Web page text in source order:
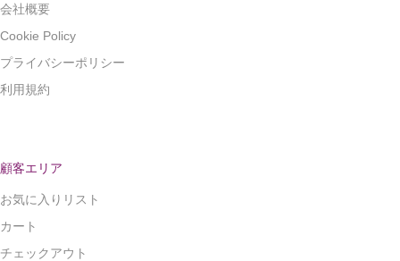
会社概要
Cookie Policy
プライバシーポリシー
利用規約
顧客エリア
お気に入りリスト
カート
チェックアウト